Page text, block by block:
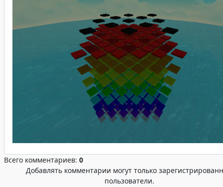
Всего комментариев: 0
Добавлять комментарии могут только
пользователи.